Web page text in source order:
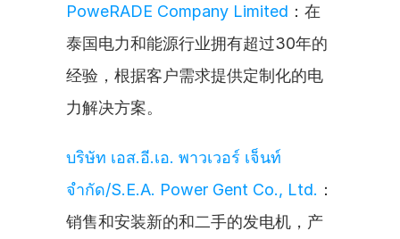
PoweRADE Company Limited ：在
泰国电力和能源行业拥有超过30年的
经验，根据客户需求提供定制化的电
力解决方案。
บริษัท เอส.อี.เอ. พาวเวอร์ เจ็นท์
จำกัด/S.E.A. Power Gent Co., Ltd. ：
销售和安装新的和二手的发电机，产